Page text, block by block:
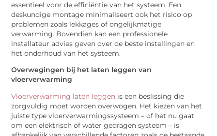
essentieel voor de efficiëntie van het systeem. Een
deskundige montage minimaliseert ook het risico op
problemen zoals lekkages of ongelijkmatige
verwarming. Bovendien kan een professionele
installateur advies geven over de beste instellingen en
het onderhoud van het systeem.
Overwegingen bij het laten leggen van
vloerverwarming
Vloerverwarming laten leggen is een beslissing die
zorgvuldig moet worden overwogen. Het kiezen van het
juiste type vloerverwarmingssysteem – of het nu gaat
om een elektrisch of water gedragen systeem – is